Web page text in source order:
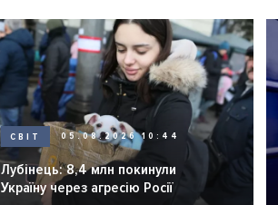
СВІТ 05.08.2026 10:44
Лубінець: 8,4 млн покинули
Україну через агресію Росії